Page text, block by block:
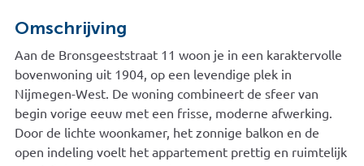
Omschrijving
Aan de Bronsgeeststraat 11 woon je in een karaktervolle
bovenwoning uit 1904, op een levendige plek in
Nijmegen-West. De woning combineert de sfeer van
begin vorige eeuw met een frisse, moderne afwerking.
Door de lichte woonkamer, het zonnige balkon en de
open indeling voelt het appartement prettig en ruimtelijk